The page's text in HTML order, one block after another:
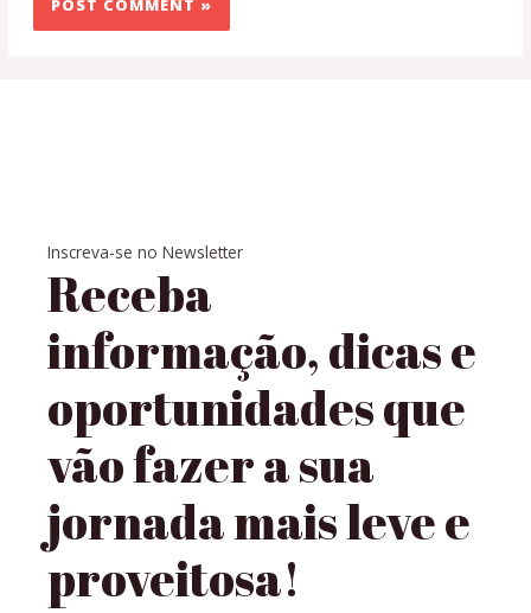
Inscreva-se no Newsletter
Receba
informação, dicas e
oportunidades que
vão fazer a sua
jornada mais leve e
proveitosa!